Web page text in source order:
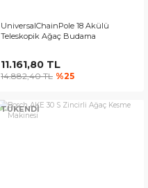
UniversalChainPole 18 Akülü
Teleskopik Ağaç Budama
11.161,80 TL
14.882,40 TL %25
TÜKENDİ